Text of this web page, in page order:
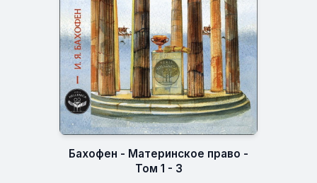
Бахофен - Материнское право -
Том 1 - 3